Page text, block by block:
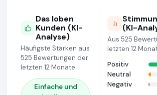
Das loben
Kunden (KI-
Analyse)
Häufigste Stärken aus
525 Bewertungen der
letzten 12 Monate.
Einfache und
(KI-
Aus 525
letzten 12
Positiv
Neutral
Negativ